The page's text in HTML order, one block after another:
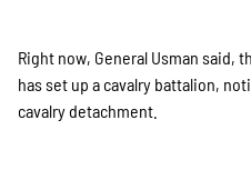
Right now, General Usman said,
has set up a cavalry battalion,
cavalry detachment.